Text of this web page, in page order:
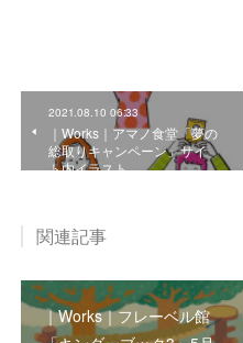
2021.08.10 06:33
｜Works｜アマノ食堂「夢の
総取りキャンペーン」サイ
ト内イラスト
関連記事
｜Works｜フレーベル館